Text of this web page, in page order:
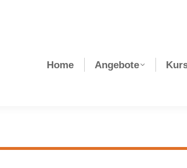
Home Angebote